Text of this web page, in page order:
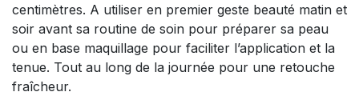
centimètres. A utiliser en premier geste beauté matin et
soir avant sa routine de soin pour préparer sa peau
ou en base maquillage pour faciliter l’application et la
tenue. Tout au long de la journée pour une retouche
fraîcheur.